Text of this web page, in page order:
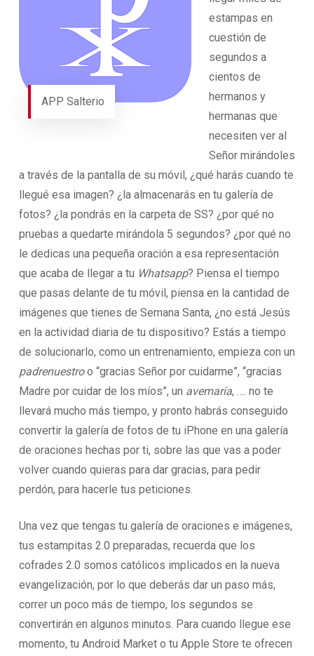
APP Salterio
estampas en
cuestión de
segundos a
cientos de
hermanos y
hermanas que
necesiten ver al
Señor mirándoles
a través de la pantalla de su móvil, ¿qué harás cuando te
llegué esa imagen? ¿la almacenarás en tu galería de
fotos? ¿la pondrás en la carpeta de SS? ¿por qué no
pruebas a quedarte mirándola 5 segundos? ¿por qué no
le dedicas una pequeña oración a esa representación
que acaba de llegar a tu Whatsapp? Piensa el tiempo
que pasas delante de tu móvil, piensa en la cantidad de
imágenes que tienes de Semana Santa, ¿no está Jesús
en la actividad diaria de tu dispositivo? Estás a tiempo
de solucionarlo, como un entrenamiento, empieza con un
padrenuestroo “gracias Señor por cuidarme”, “gracias
Madre por cuidar de los míos”, un avemaría, …. no te
llevará mucho más tiempo, y pronto habrás conseguido
convertir la galería de fotos de tu iPhone en una galería
de oraciones hechas por ti, sobre las que vas a poder
volver cuando quieras para dar gracias, para pedir
perdón, para hacerle tus peticiones.
Una vez que tengas tu galería de oraciones e imágenes,
tus estampitas 2.0 preparadas, recuerda que los
cofrades 2.0 somos católicos implicados en la nueva
evangelización, por lo que deberás dar un paso más,
correr un poco más de tiempo, los segundos se
convertirán en algunos minutos. Para cuando llegue ese
momento, tu Android Market o tu Apple Store te ofrecen